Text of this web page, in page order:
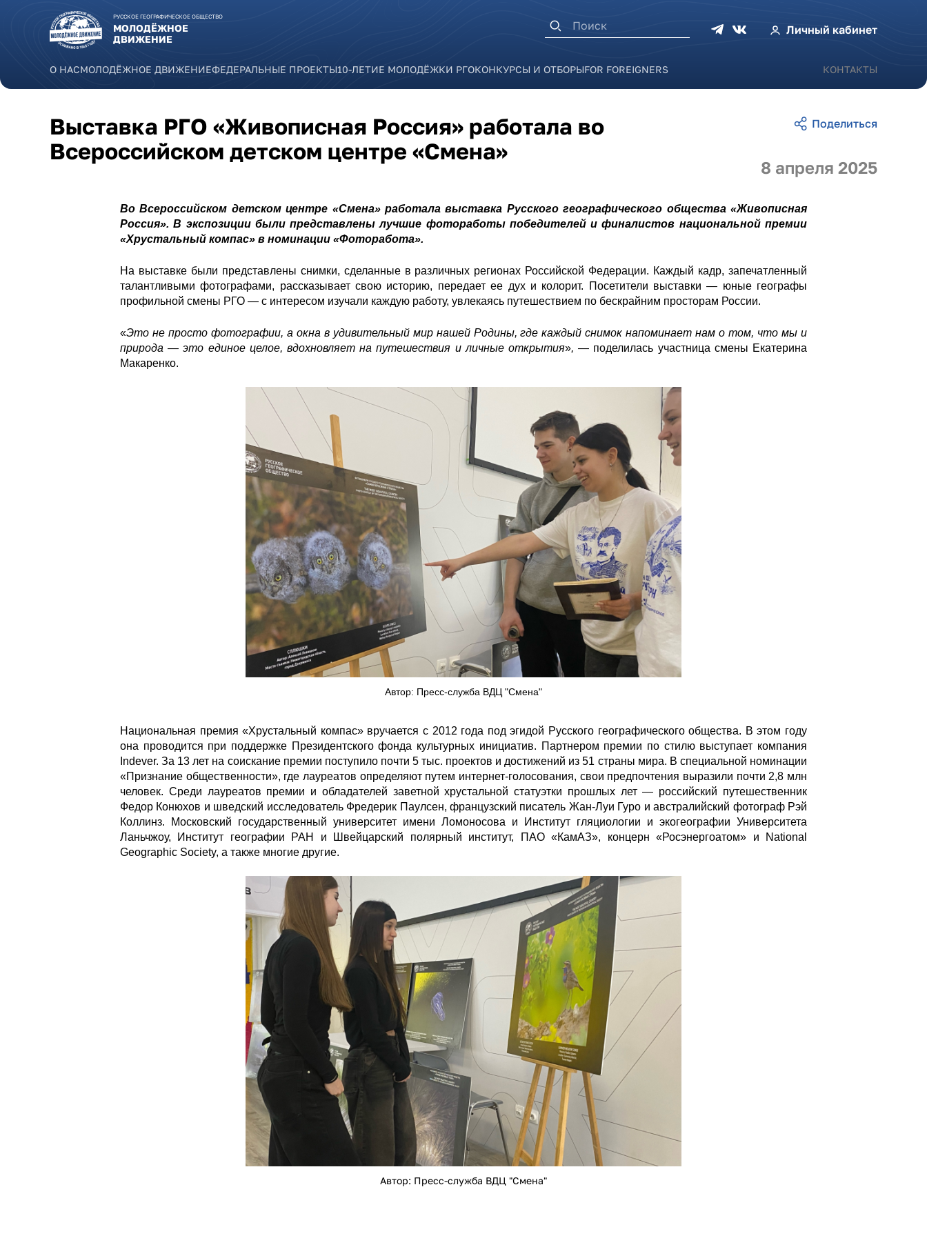
РУССКОЕ ГЕОГРАФИЧЕСКОЕ ОБЩЕСТВО
МОЛОДЁЖНОЕ
ДВИЖЕНИЕ
Личный кабинет
Форма поиска
О НАСМОЛОДЁЖНОЕ ДВИЖЕНИЕФЕДЕРАЛЬНЫЕ ПРОЕКТЫ10-ЛЕТИЕ МОЛОДЁЖКИ РГОКОНКУРСЫ И ОТБОРЫFOR FOREIGNERS КОНТАКТЫ
8 апреля 2025
Выставка РГО «Живописная Россия» работала во
Всероссийском детском центре «Смена»
Во Всероссийском детском центре «Смена» работала выставка Русского географического общества «Живописная
Россия». В экспозиции были представлены лучшие фотоработы победителей и финалистов национальной премии
«Хрустальный компас» в номинации «Фоторабота».
На выставке были представлены снимки, сделанные в различных регионах Российской Федерации. Каждый кадр, запечатленный
талантливыми фотографами, рассказывает свою историю, передает ее дух и колорит. Посетители выставки — юные географы
профильной смены РГО — с интересом изучали каждую работу, увлекаясь путешествием по бескрайним просторам России.
«Это не просто фотографии, а окна в удивительный мир нашей Родины, где каждый снимок напоминает нам о том, что мы и
природа — это единое целое, вдохновляет на путешествия и личные открытия»,— поделилась участница смены Екатерина
Макаренко.
Автор: Пресс-служба ВДЦ "Смена"
Национальная премия «Хрустальный компас» вручается с 2012 года под эгидой Русского географического общества. В этом году
она проводится при поддержке Президентского фонда культурных инициатив. Партнером премии по стилю выступает компания
Indever. За 13 лет на соискание премии поступило почти 5 тыс. проектов и достижений из 51 страны мира. В специальной номинации
«Признание общественности», где лауреатов определяют путем интернет-голосования, свои предпочтения выразили почти 2,8 млн
человек. Среди лауреатов премии и обладателей заветной хрустальной статуэтки прошлых лет — российский путешественник
Федор Конюхов и шведский исследователь Фредерик Паулсен, французский писатель Жан-Луи Гуро и австралийский фотограф Рэй
Коллинз. Московский государственный университет имени Ломоносова и Институт гляциологии и экогеографии Университета
Ланьчжоу, Институт географии РАН и Швейцарский полярный институт, ПАО «КамАЗ», концерн «Росэнергоатом» и National
Geographic Society, а также многие другие.
Автор: Пресс-служба ВДЦ "Смена"